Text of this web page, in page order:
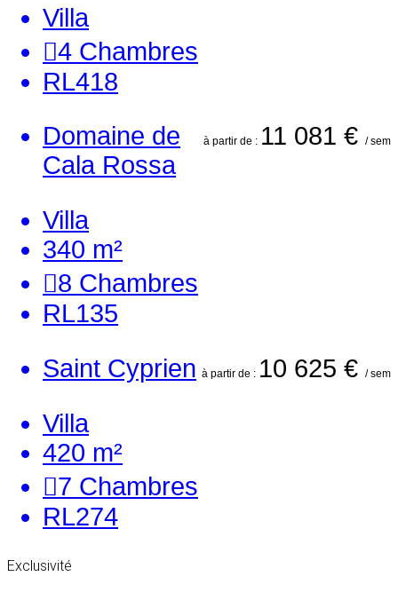
Villa
4 Chambres
RL418
à partir de : 11 081 € / sem
Domaine de
Cala Rossa
Villa
340 m²
8 Chambres
RL135
à partir de : 10 625 € / sem
Saint Cyprien
Villa
420 m²
7 Chambres
RL274
Exclusivité